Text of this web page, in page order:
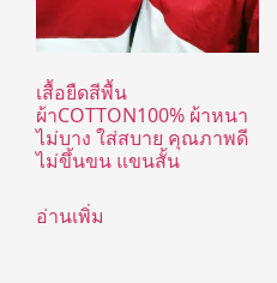
เสื้อยืดสีพื้น
ผ้าCOTTON100% ผ้าหนา
ไม่บาง ใส่สบาย คุณภาพดี
ไม่ขึ้นขน แขนสั้น
อ่านเพิ่ม